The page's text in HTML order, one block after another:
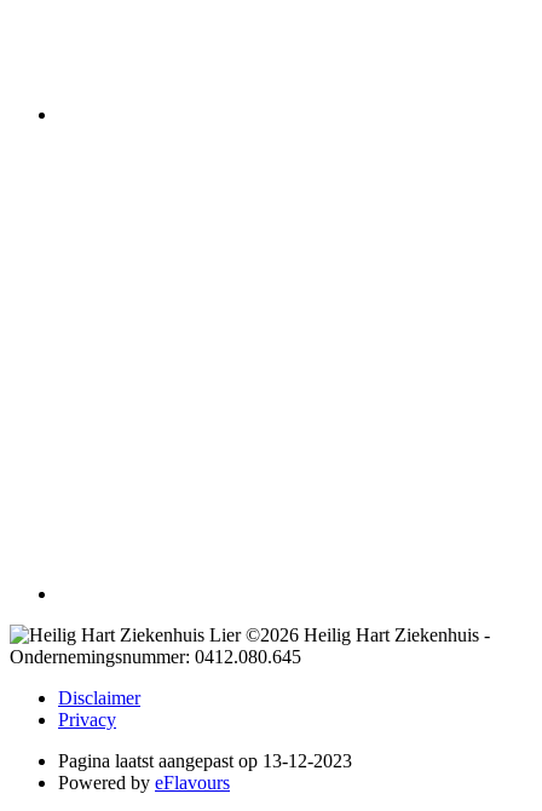
©2026 Heilig Hart Ziekenhuis -
Ondernemingsnummer: 0412.080.645
Disclaimer
Privacy
Pagina laatst aangepast op 13-12-2023
Powered by eFlavours